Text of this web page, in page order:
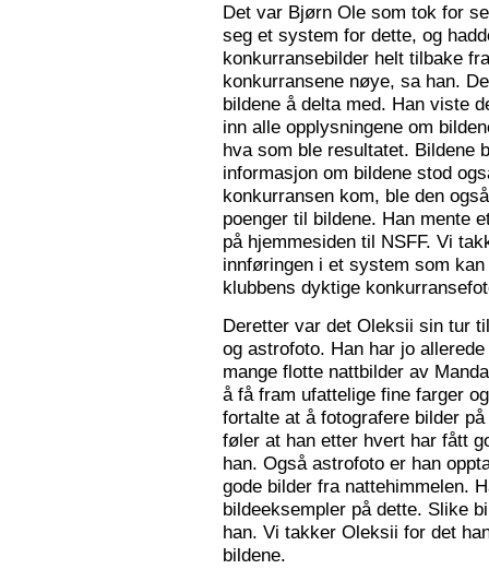
Det var Bjørn Ole som tok for
seg et system for dette, og
konkurransebilder helt tilbake
konkurransene nøye, sa han.
bildene å delta med. Han viste
inn alle opplysningene om
hva som ble resultatet. Bildene
informasjon om bildene stod
konkurransen kom, ble den
poenger til bildene. Han mente
på hjemmesiden til NSFF. Vi
innføringen i et system som
klubbens dyktige
Deretter var det Oleksii sin tur
og astrofoto. Han har jo
mange flotte nattbilder av
å få fram ufattelige fine farger
fortalte at å fotografere bilder
føler at han etter hvert har fått
han. Også astrofoto er han
gode bilder fra nattehimmelen.
bildeeksempler på dette. Slike
han. Vi takker Oleksii for det
bildene.